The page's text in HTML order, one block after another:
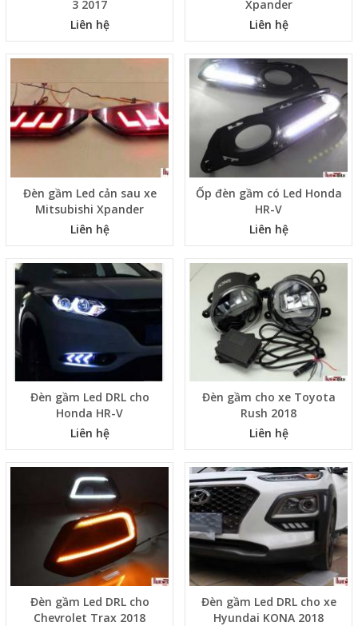
3 2017
Liên hệ
Xpander
Liên hệ
Đèn gầm Led cản sau xe
Mitsubishi Xpander
Liên hệ
Ốp đèn gầm có Led Honda
HR-V
Liên hệ
Đèn gầm Led DRL cho
Honda HR-V
Liên hệ
Đèn gầm cho xe Toyota
Rush 2018
Liên hệ
Đèn gầm Led DRL cho
Chevrolet Trax 2018
Đèn gầm Led DRL cho xe
Hyundai KONA 2018